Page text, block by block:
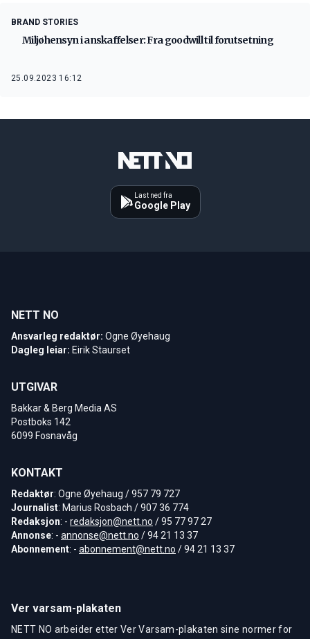
BRAND STORIES
Miljøhensyn i anskaffelser: Fra goodwill til forutsetning
25.09.2023 16:12
Last ned fra
Google Play
NETT NO
Ansvarleg redaktør: Ogne Øyehaug
Dagleg leiar: Eirik Staurset
UTGIVAR
Bakkar & Berg Media AS
Postboks 142
6099 Fosnavåg
KONTAKT
Redaktør: Ogne Øyehaug / 957 79 727
Journalist: Marius Rosbach / 907 36 774
Redaksjon: - redaksjon@nett.no / 95 77 97 27
Annonse: - annonse@nett.no / 94 21 13 37
Abonnement: - abonnement@nett.no / 94 21 13 37
Ver varsam-plakaten
NETT NO arbeider etter Ver Varsam-plakaten sine normer for